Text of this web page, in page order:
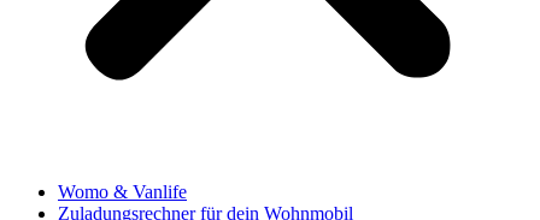
Womo & Vanlife
Zuladungsrechner für dein Wohnmobil